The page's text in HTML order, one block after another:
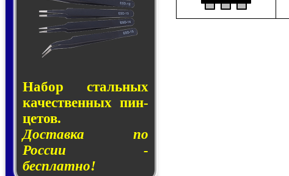
Набор сталь­ных
ка­чест­вен­ных пин­
це­тов.
Доставка по
России -
бесплатно!